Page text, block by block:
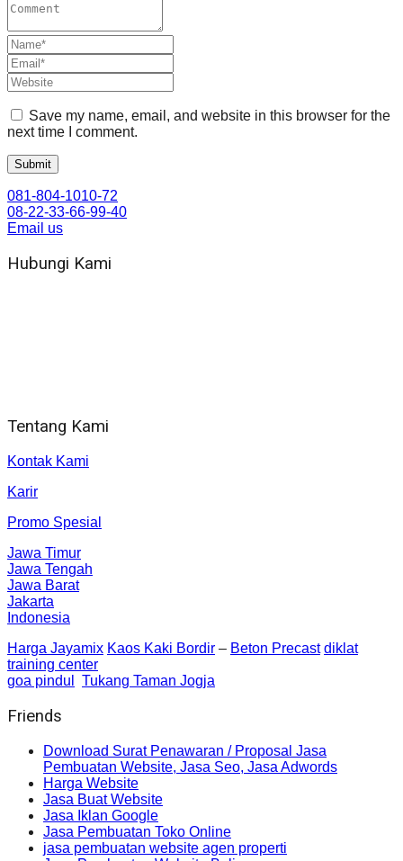
Save my name, email, and website in this browser for the
next time I comment.
081-804-1010-72
08-22-33-66-99-40
Email us
Hubungi Kami
Tentang Kami
Kontak Kami
Karir
Promo Spesial
Jawa Timur
Jawa Tengah
Jawa Barat
Jakarta
Indonesia
Harga Jayamix Kaos Kaki Bordir – Beton Precast diklat
training center
goa pindul
Tukang Taman Jogja
Friends
Download Surat Penawaran / Proposal Jasa
Pembuatan Website, Jasa Seo, Jasa Adwords
Harga Website
Jasa Buat Website
Jasa Iklan Google
Jasa Pembuatan Toko Online
jasa pembuatan website agen properti